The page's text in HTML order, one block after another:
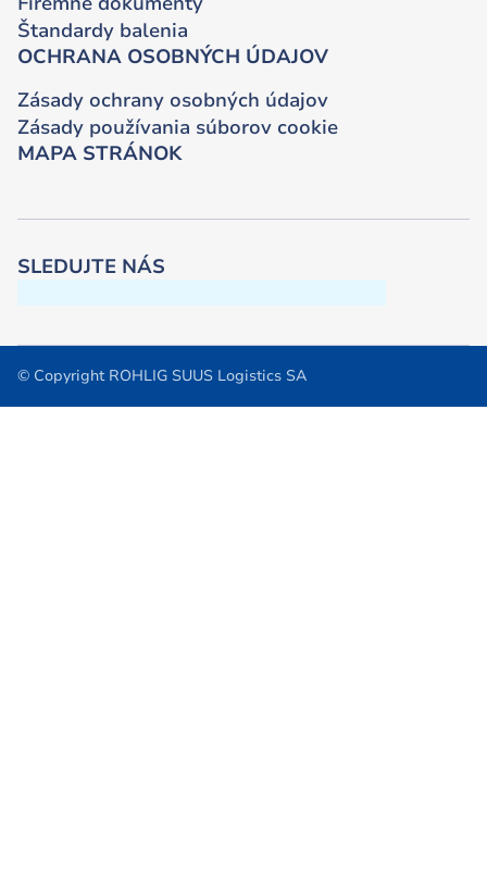
SLEDUJTE NÁS
Štandardy balenia
OCHRANA OSOBNÝCH ÚDAJOV
Zásady ochrany osobných údajov
Zásady používania súborov cookie
MAPA STRÁNOK
© Copyright ROHLIG SUUS Logistics SA